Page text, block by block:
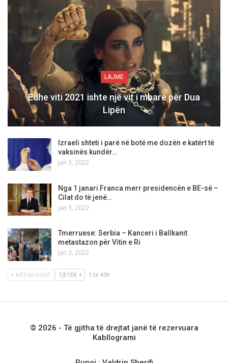
LAJME
Edhe viti 2021 ishte një vit i mbarë për Dua
Lipën
Izraeli shteti i parë në botë me dozën e katërt të
vaksinës kundër…
Jan 3, 2022
Nga 1 janari Franca merr presidencën e BE-së –
Cilat do të jenë…
Jan 3, 2022
Tmerruese: Serbia – Kanceri i Ballkanit
metastazon për Vitin e Ri
Jan 3, 2022
MËPARSHËM TJETËR 1 të 459
© 2026 - Të gjitha të drejtat janë të rezervuara
Kabllogrami